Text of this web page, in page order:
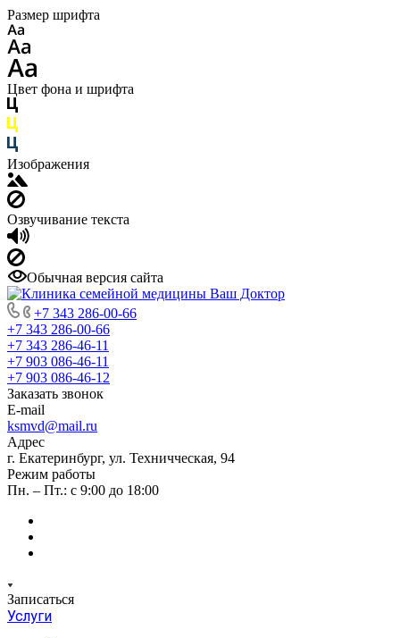
Размер шрифта
Цвет фона и шрифта
Изображения
Озвучивание текста
Обычная версия сайта
+7 343 286-00-66
+7 343 286-00-66
+7 343 286-46-11
+7 903 086-46-11
+7 903 086-46-12
Заказать звонок
E-mail
ksmvd@mail.ru
Адрес
г. Екатеринбург, ул. Техничческая, 94
Режим работы
Пн. – Пт.: с 9:00 до 18:00
Записаться
Услуги